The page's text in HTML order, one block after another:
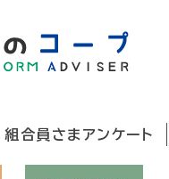
組合員さまアンケート